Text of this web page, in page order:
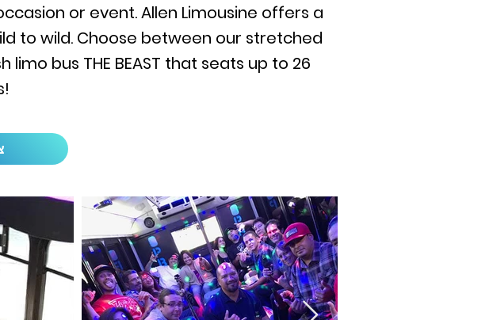
or event. Allen Limousine offers a
to wild. Choose between our stretched
bus THE BEAST that seats up to 26